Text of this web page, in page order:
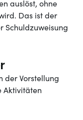
auslöst, ohne
Das ist der
Schuldzuweisung
der Vorstellung
Aktivitäten